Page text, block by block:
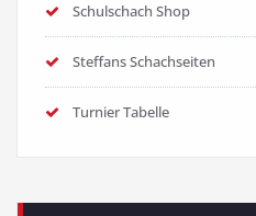
Schulschach Shop
Steffans Schachseiten
Turnier Tabelle